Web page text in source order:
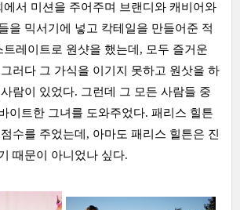
에서 미션을 주어주며 브랜디와 캐비어와
을 믹서기에 넣고 칵테일을 만들어준 적
트레이트로 원샷을 했는데, 모두 즐거운
러다 그 가식을 이기지 못하고 원삿을 하
람이 있었다. 그런데 그 모든 사람들 중
이트한 그녀를 도와주었다. 패리스 힐튼
수를 주었는데, 아마도 패리스 힐튼은 진
때문이 아니었나 싶다.